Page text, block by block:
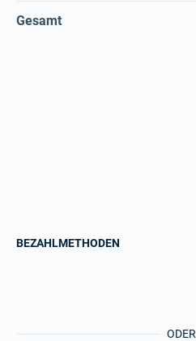
Gesamt
ODER
BEZAHLMETHODEN